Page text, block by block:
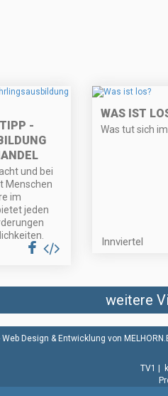
-
und bei
Menschen
im
jeden
WAS IST
Was tut sich
Innviertel
weitere
Web Design & Entwicklung von
TV1